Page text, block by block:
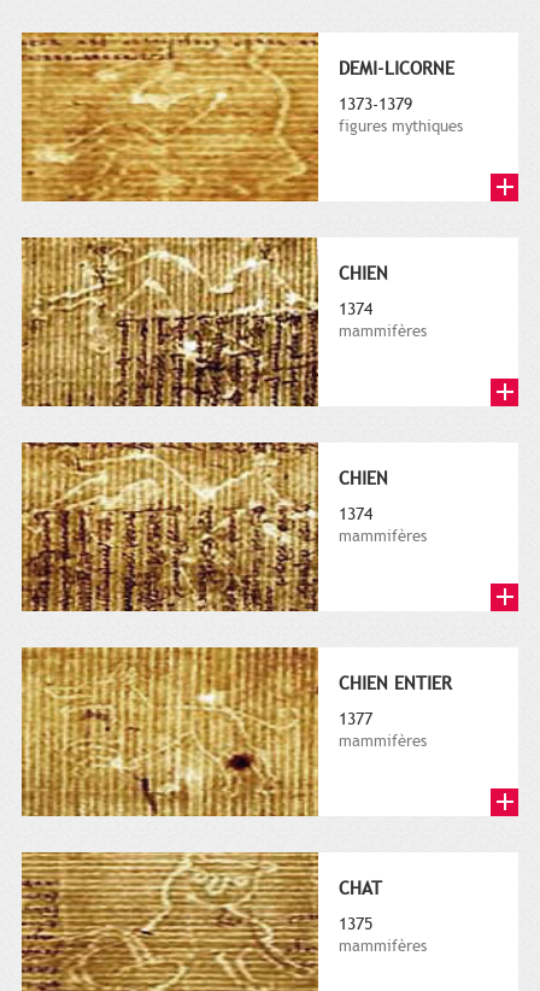
DEMI-LICORNE
1373-1379
figures mythiques
CHIEN
1374
mammifères
CHIEN
1374
mammifères
CHIEN ENTIER
1377
mammifères
CHAT
1375
mammifères